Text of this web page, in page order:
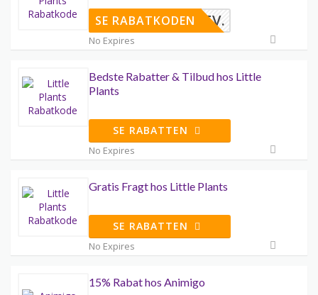
EDSBREV.
SE RABATKODEN
No Expires
Bedste Rabatter & Tilbud hos Little
Plants
SE RABATTEN
No Expires
Gratis Fragt hos Little Plants
SE RABATTEN
No Expires
15% Rabat hos Animigo